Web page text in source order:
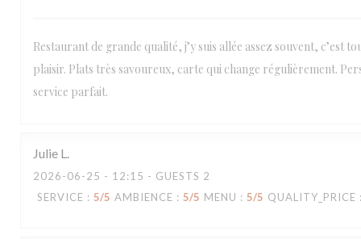
Restaurant de grande qualité, j’y suis allée assez souvent, c’est
plaisir. Plats très savoureux, carte qui change régulièrement.
service parfait.
Julie L
2026-06-25 - 12:15 - GUESTS 2
SERVICE : 5/5 AMBIENCE : 5/5 MENU : 5/5 QUALITY_PRICE